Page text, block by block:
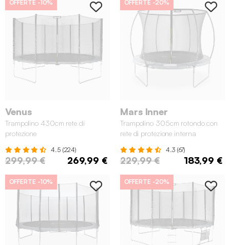
OFFERTE -10%
Venus
Trampolino 430cm rete di
protezione
4.5 (224)
299,99 € 269,99 €
OFFERTE -20%
Mars Inner
Trampolino 305cm rotondo con
rete di protezione interna
4.3 (67)
229,99 € 183,99 €
OFFERTE -10% OFFERTE -20%